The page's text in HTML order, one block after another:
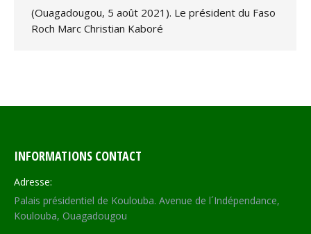
(Ouagadougou, 5 août 2021). Le président du Faso
Roch Marc Christian Kaboré
INFORMATIONS CONTACT
Adresse:
Palais présidentiel de Koulouba. Avenue de l´Indépendance,
Koulouba, Ouagadougou